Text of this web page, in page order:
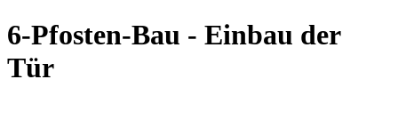
6-Pfosten-Bau - Einbau der
Tür